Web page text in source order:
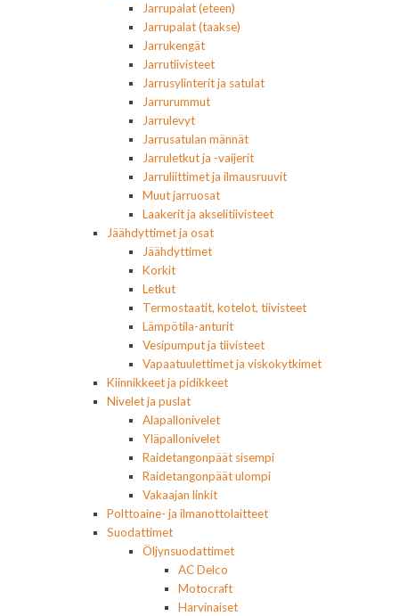
Jarrupalat (eteen)
Jarrupalat (taakse)
Jarrukengät
Jarrutiivisteet
Jarrusylinterit ja satulat
Jarrurummut
Jarrulevyt
Jarrusatulan männät
Jarruletkut ja -vaijerit
Jarruliittimet ja ilmausruuvit
Muut jarruosat
Laakerit ja akselitiivisteet
Jäähdyttimet ja osat
Jäähdyttimet
Korkit
Letkut
Termostaatit, kotelot, tiivisteet
Lämpötila-anturit
Vesipumput ja tiivisteet
Vapaatuulettimet ja viskokytkimet
Kiinnikkeet ja pidikkeet
Nivelet ja puslat
Alapallonivelet
Yläpallonivelet
Raidetangonpäät sisempi
Raidetangonpäät ulompi
Vakaajan linkit
Polttoaine- ja ilmanottolaitteet
Suodattimet
Öljynsuodattimet
AC Delco
Motocraft
Harvinaiset